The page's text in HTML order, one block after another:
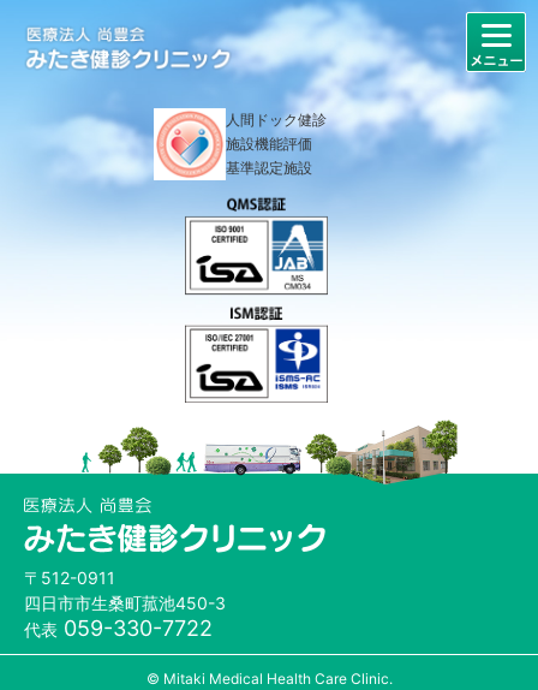
人間ドック健診
施設機能評価
基準認定施設
〒512-0911
四日市市生桑町菰池450-3
代表 059-330-7722
© Mitaki Medical Health Care Clinic.